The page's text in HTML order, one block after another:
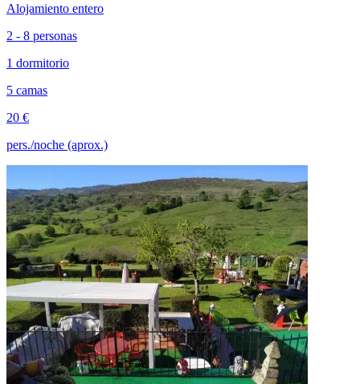
Alojamiento entero
2 - 8 personas
1 dormitorio
5 camas
20 €
pers./noche (aprox.)